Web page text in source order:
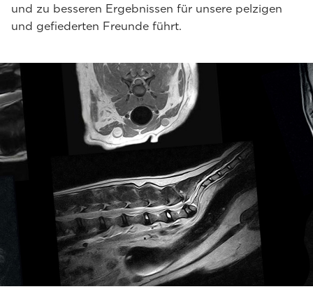
und zu besseren Ergebnissen für unsere pelzigen
und gefiederten Freunde führt.